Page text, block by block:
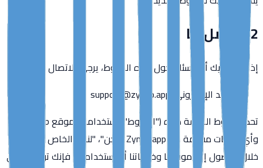
12. اتصل بنا
إذا كان لديك أي أسئلة حول هذه الشروط، يرجى الاتصال بنا:
البريد الإلكتروني:
support@zynko.app
تحكم شروط الخدمة هذه ("الشروط") استخدامك لموقع zynko.app
وأي خدمات مقدمة من Zynko.app ("نحن"، "لنا"، "الخاص بنا"). من
خلال الوصول إلى موقعنا وخدماتنا أو استخدامها، فإنك توافق على